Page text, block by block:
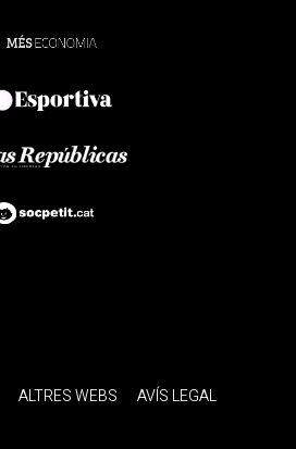
ALTRES WEBS
AVÍS LEGAL